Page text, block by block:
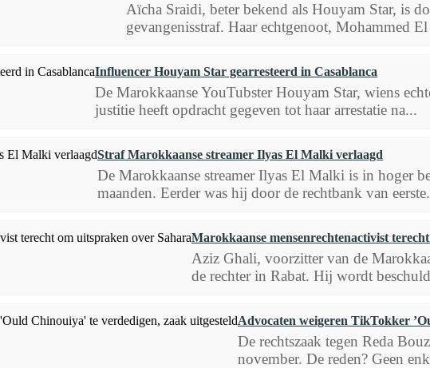
Aïcha Sraidi, beter bekend als Houyam Star, is
gevangenisstraf. Haar echtgenoot, Mohammed
Influencer Houyam Star gearresteerd in Casablanca
De Marokkaanse YouTubster Houyam Star, wiens
justitie heeft opdracht gegeven tot haar arrestatie na...
Straf Marokkaanse streamer Ilyas El Malki verlaagd
De Marokkaanse streamer Ilyas El Malki is in hoger
maanden. Eerder was hij door de rechtbank van
Marokkaanse mensenrechtenactivist
Aziz Ghali, voorzitter van de
de rechter in Rabat. Hij wordt
Advocaten weigeren TikTokker
De rechtszaak tegen Reda
november. De reden? Geen